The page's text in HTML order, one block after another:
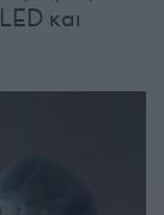
και